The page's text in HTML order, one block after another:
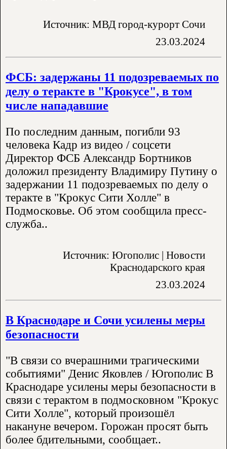
Источник: МВД город-курорт Сочи
23.03.2024
ФСБ: задержаны 11 подозреваемых по
делу о теракте в "Крокусе", в том
числе нападавшие
По последним данным, погибли 93
человека Кадр из видео / соцсети
Директор ФСБ Александр Бортников
доложил президенту Владимиру Путину о
задержании 11 подозреваемых по делу о
теракте в "Крокус Сити Холле" в
Подмосковье. Об этом сообщила пресс-
служба..
Источник: Югополис | Новости
Краснодарского края
23.03.2024
В Краснодаре и Сочи усилены меры
безопасности
"В связи со вчерашними трагическими
событиями" Денис Яковлев / Югополис В
Краснодаре усилены меры безопасности в
связи с терактом в подмосковном "Крокус
Сити Холле", который произошёл
накануне вечером. Горожан просят быть
более бдительными, сообщает..